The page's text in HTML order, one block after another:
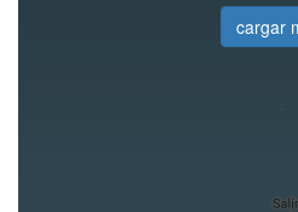
cargar